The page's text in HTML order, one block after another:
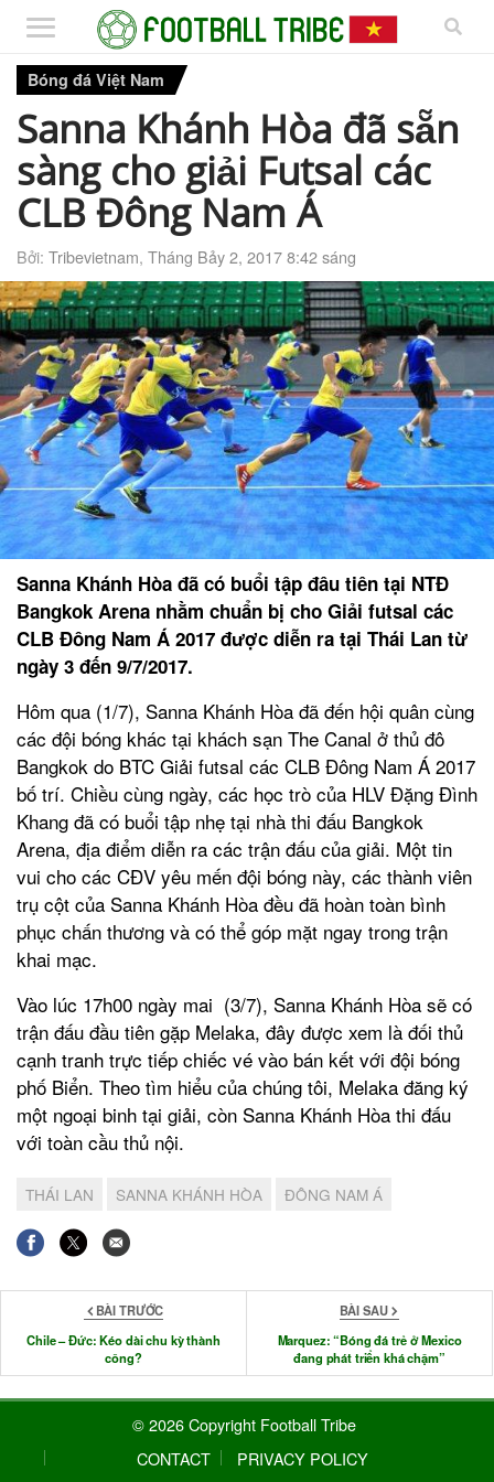
Bóng đá Việt Nam
Sanna Khánh Hòa đã sẵn
sàng cho giải Futsal các
CLB Đông Nam Á
Bởi: Tribevietnam, Tháng Bảy 2, 2017 8:42 sáng
Sanna Khánh Hòa đã có buổi tập đâu tiên tại NTĐ
Bangkok Arena nhằm chuẩn bị cho Giải futsal các
CLB Đông Nam Á 2017 được diễn ra tại Thái Lan từ
ngày 3 đến 9/7/2017.
Hôm qua (1/7), Sanna Khánh Hòa đã đến hội quân cùng
các đội bóng khác tại khách sạn The Canal ở thủ đô
Bangkok do BTC Giải futsal các CLB Đông Nam Á 2017
bố trí. Chiều cùng ngày, các học trò của HLV Đặng Đình
Khang đã có buổi tập nhẹ tại nhà thi đấu Bangkok
Arena, địa điểm diễn ra các trận đấu của giải. Một tin
vui cho các CĐV yêu mến đội bóng này, các thành viên
trụ cột của Sanna Khánh Hòa đều đã hoàn toàn bình
phục chấn thương và có thể góp mặt ngay trong trận
khai mạc.
Vào lúc 17h00 ngày mai (3/7), Sanna Khánh Hòa sẽ có
trận đấu đầu tiên gặp Melaka, đây được xem là đối thủ
cạnh tranh trực tiếp chiếc vé vào bán kết với đội bóng
phố Biển. Theo tìm hiểu của chúng tôi, Melaka đăng ký
một ngoại binh tại giải, còn Sanna Khánh Hòa thi đấu
với toàn cầu thủ nội.
THÁI LAN SANNA KHÁNH HÒA ĐÔNG NAM Á
BÀI TRƯỚC
Chile – Đức: Kéo dài chu kỳ thành
công?
BÀI SAU
Marquez: “Bóng đá trẻ ở Mexico
đang phát triển khá chậm”
© 2026 Copyright Football Tribe
CONTACT
PRIVACY POLICY